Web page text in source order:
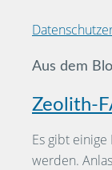
Aus dem
Zeolith-
Es gibt
werden.